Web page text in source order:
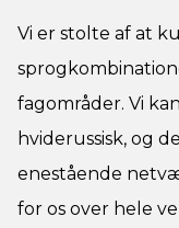
Vi er stolte af at
fagområder. Vi
hviderussisk, og
enestående
for os over hele